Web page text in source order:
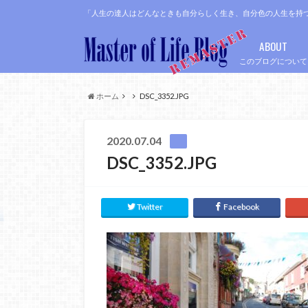
「人生の達人はどんなときも自分らしく生き、自分色の人生を持
このブログについて
ABOUT
ホーム DSC_3352.JPG
2020.07.04
DSC_3352.JPG
Twitter Facebook